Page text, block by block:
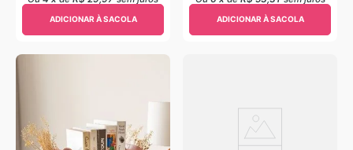
ADICIONAR À SACOLA ADICIONAR À SACOLA